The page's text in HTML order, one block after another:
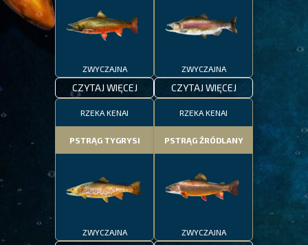
ZWYCZAJNA
CZYTAJ WIĘCEJ
ZWYCZAJNA
CZYTAJ WIĘCEJ
RZEKA KENAI
PSTRĄG TYGRYSI
ZWYCZAJNA
RZEKA KENAI
PSTRĄG ŹRÓDLANY
ZWYCZAJNA